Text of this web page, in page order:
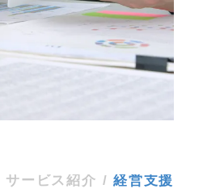
サービス紹介 / 経営支援